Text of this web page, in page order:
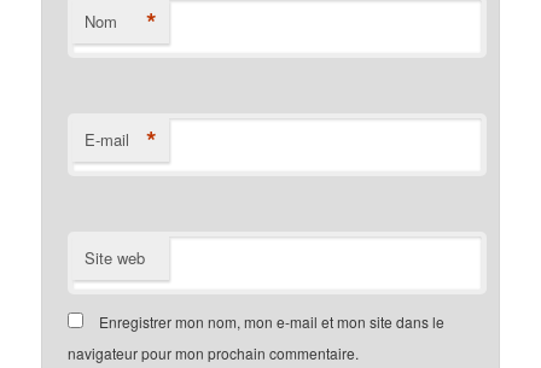
Nom *
E-mail *
Site web
Enregistrer mon nom, mon e-mail et mon site dans le
navigateur pour mon prochain commentaire.